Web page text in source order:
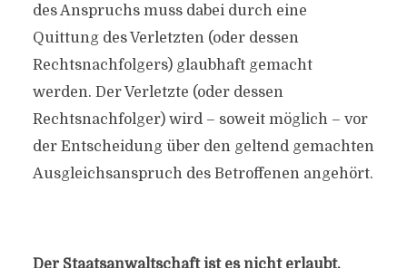
des Anspruchs muss dabei durch eine
Quittung des Verletzten (oder dessen
Rechtsnachfolgers) glaubhaft gemacht
werden. Der Verletzte (oder dessen
Rechtsnachfolger) wird – soweit möglich – vor
der Entscheidung über den geltend gemachten
Ausgleichsanspruch des Betroffenen angehört.
Der Staatsanwaltschaft ist es nicht erlaubt,